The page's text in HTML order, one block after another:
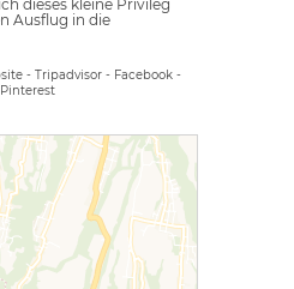
dieses kleine Privileg
Ausflug in die
- Tripadvisor - Facebook -
Pinterest